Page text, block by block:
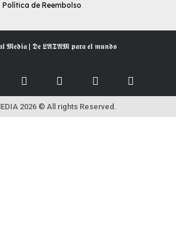
Política de Reembolso
𝕸𝖊𝖉𝖎𝖆 | 𝕯𝖊 𝕷𝕬𝕿𝕬𝕸 𝖕𝖆𝖗𝖆 𝖊𝖑 𝖒𝖚𝖓𝖉𝖔
2026 © All rights Reserved.